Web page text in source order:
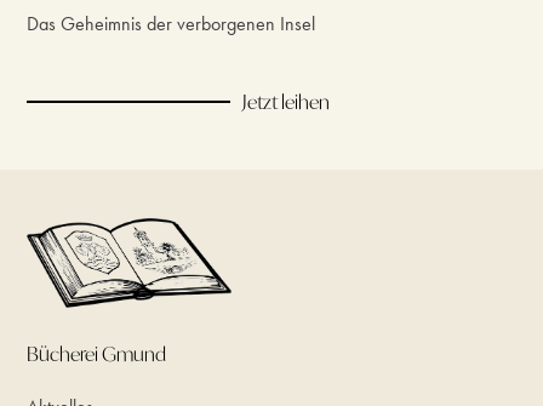
Das Geheimnis der verborgenen Insel
Jetzt leihen
Bücherei Gmund